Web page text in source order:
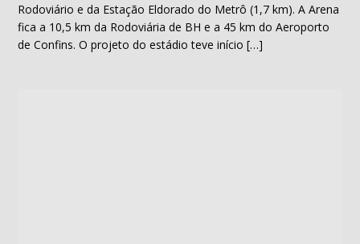
Rodoviário e da Estação Eldorado do Metrô (1,7 km). A Arena
fica a 10,5 km da Rodoviária de BH e a 45 km do Aeroporto
de Confins. O projeto do estádio teve início […]